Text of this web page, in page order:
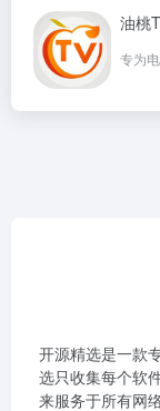
油桃
开源精选是一款
选只收集每个软
来服务于所有网